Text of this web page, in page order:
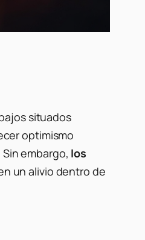
situados
optimismo
embargo, los
un alivio dentro de